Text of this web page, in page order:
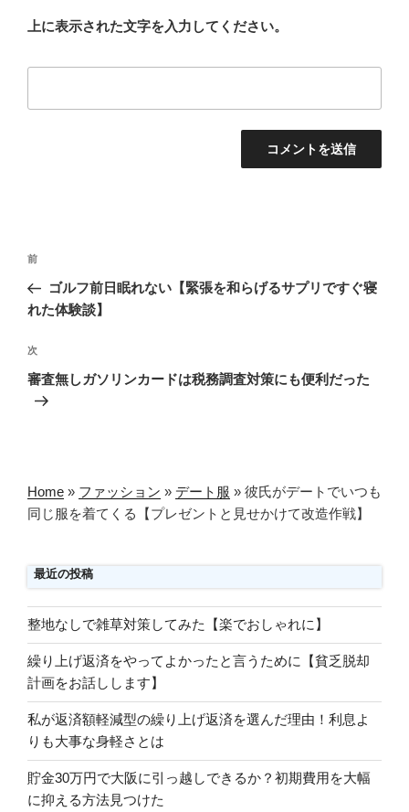
上に表示された文字を入力してください。
投
ナ
ゲ
ー
シ
前
の
投
前
ゴルフ前日眠れない【緊張を和らげるサプリですぐ寝
れた体験談】
次
の
次
審査無しガソリンカードは税務調査対策にも便利だった
Home » ファッション » デート服 » 彼氏がデートでいつも
同じ服を着てくる【プレゼントと見せかけて改造作戦】
最近の投稿
整地なしで雑草対策してみた【楽でおしゃれに】
繰り上げ返済をやってよかったと言うために【貧乏脱却
計画をお話しします】
私が返済額軽減型の繰り上げ返済を選んだ理由！利息よ
りも大事な身軽さとは
貯金30万円で大阪に引っ越しできるか？初期費用を大幅
に抑える方法見つけた